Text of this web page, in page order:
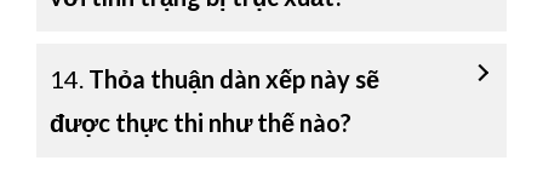
14. Thỏa thuận dàn xếp này sẽ
được thực thi như thế nào?